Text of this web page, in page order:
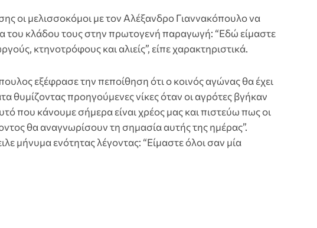
οι μελισσοκόμοι με τον Αλέξανδρο Γιαννακόπουλο να
του κλάδου τους στην πρωτογενή παραγωγή: “Εδώ είμαστε
κτηνοτρόφους και αλιείς”, είπε χαρακτηριστικά.
εξέφρασε την πεποίθηση ότι ο κοινός αγώνας θα έχει
θυμίζοντας προηγούμενες νίκες όταν οι αγρότες βγήκαν
που κάνουμε σήμερα είναι χρέος μας και πιστεύω πως οι
θα αναγνωρίσουν τη σημασία αυτής της ημέρας”.
μήνυμα ενότητας λέγοντας: “Είμαστε όλοι σαν μία